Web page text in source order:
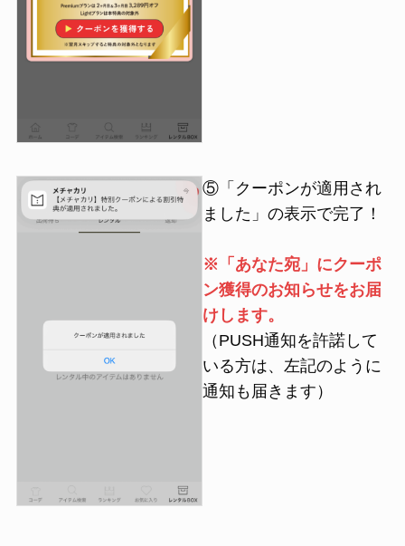
⑤「クーポンが適用され
ました」の表示で完了！
※「あなた宛」にクーポ
ン獲得のお知らせをお届
けします。
（PUSH通知を許諾して
いる方は、左記のように
通知も届きます）